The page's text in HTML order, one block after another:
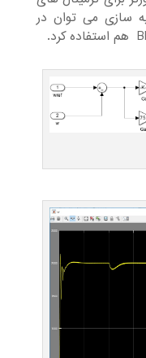
سازی می توان در